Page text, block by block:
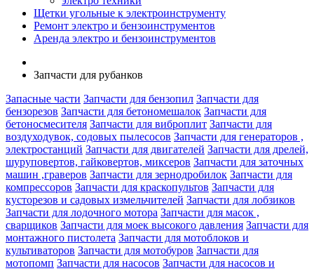
Щетки угольные к электроинструменту
Ремонт электро и бензоинструментов
Аренда электро и бензоинструментов
Запчасти для рубанков
Запасные части Запчасти для бензопил Запчасти для
бензорезов Запчасти для бетономешалок Запчасти для
бетоносмесителя Запчасти для виброплит Запчасти для
воздуходувок, содовых пылесосов Запчасти для генераторов ,
электростанций Запчасти для двигателей Запчасти для дрелей,
шуруповертов, гайковертов, миксеров Запчасти для заточных
машин ,граверов Запчасти для зернодробилок Запчасти для
компрессоров Запчасти для краскопультов Запчасти для
кусторезов и садовых измельчителей Запчасти для лобзиков
Запчасти для лодочного мотора Запчасти для масок ,
сварщиков Запчасти для моек высокого давления Запчасти для
монтажного пистолета Запчасти для мотоблоков и
культиваторов Запчасти для мотобуров Запчасти для
мотопомп Запчасти для насосов Запчасти для насосов и